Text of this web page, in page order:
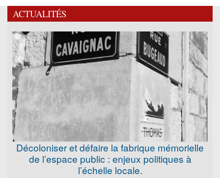
ACTUALITÉS
Décoloniser et défaire la fabrique mémorielle
de l’espace public : enjeux politiques à
l’échelle locale.